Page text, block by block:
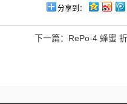
分享到：
下一篇： RePo-4 蜂蜜